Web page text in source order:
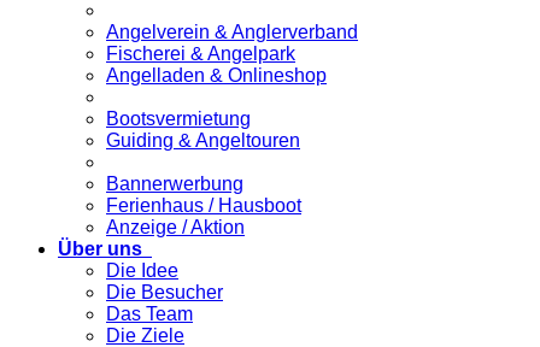
Angelverein & Anglerverband
Fischerei & Angelpark
Angelladen & Onlineshop
Bootsvermietung
Guiding & Angeltouren
Bannerwerbung
Ferienhaus / Hausboot
Anzeige / Aktion
Über uns
Die Idee
Die Besucher
Das Team
Die Ziele